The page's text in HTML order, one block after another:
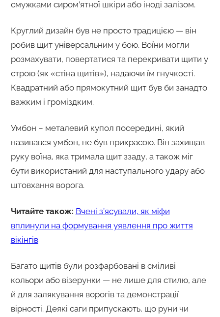
смужками сиром’ятної шкіри або іноді залізом.
Круглий дизайн був не просто традицією — він
робив щит універсальним у бою. Воїни могли
розмахувати, повертатися та перекривати щити у
строю (як «стіна щитів»), надаючи їм гнучкості.
Квадратний або прямокутний щит був би занадто
важким і громіздким.
Умбон – металевий купол посередині, який
називався умбон, не був прикрасою. Він захищав
руку воїна, яка тримала щит ззаду, а також міг
бути використаний для наступального удару або
штовхання ворога.
Читайте також: Вчені з’ясували, як міфи
вплинули на формування уявлення про життя
вікінгів
Багато щитів були розфарбовані в сміливі
кольори або візерунки — не лише для стилю, але
й для залякування ворогів та демонстрації
вірності. Деякі саги припускають, що руни чи